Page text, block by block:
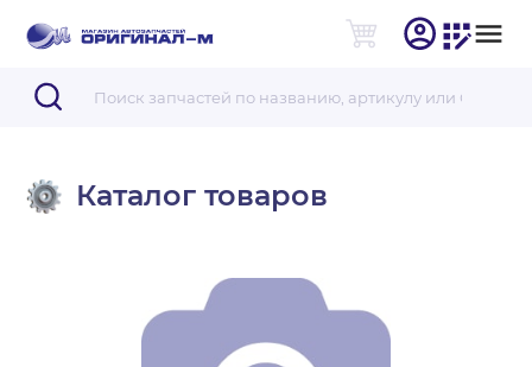
Каталог товаров